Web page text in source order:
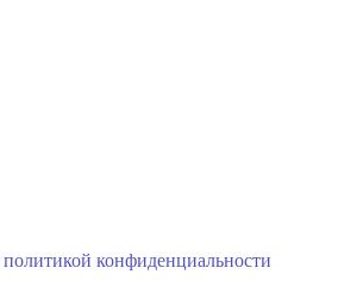
политикой конфиденциальности